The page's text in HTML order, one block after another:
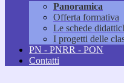
Panoramica
Offerta formativa
Le schede
I progetti delle
PN - PNRR - PON
Contatti